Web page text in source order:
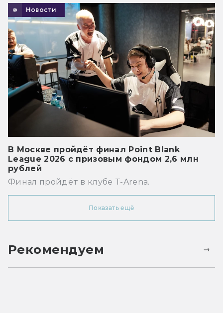
Новости
В Москве пройдёт финал Point Blank
League 2026 с призовым фондом 2,6 млн
рублей
Финал пройдёт в клубе T-Arena.
Показать ещё
Рекомендуем